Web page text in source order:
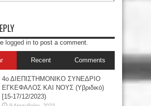
logged in to post a comment.
Recent Comments
4ο ΔΙΕΠΙΣΤΗΜΟΝΙΚΟ ΣΥΝΕΔΡΙΟ
ΕΓΚΕΦΑΛΟΣ ΚΑΙ ΝΟΥΣ (Υβριδικό)
[15-17/12/2023)